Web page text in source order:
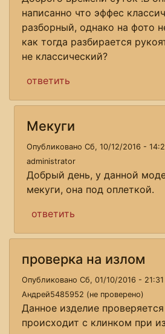
написанно что эффес
разборный, однако на фото
как тогда разбирается
не классический?
ответить
Мекуги
Опубликовано Сб, 10/12/2016 -
administrator
Добрый день, у данной
мекуги, она под оплеткой.
ответить
проверка на излом
Опубликовано Сб, 01/10/2016 - 21:31
Андрей5485952 (не проверено)
Данное изделие
происходит с клинком при